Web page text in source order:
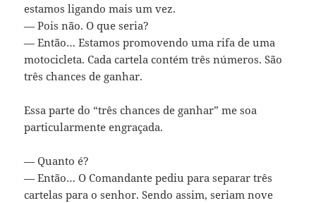
estamos ligando mais um vez.
— Pois não. O que seria?
— Então… Estamos promovendo uma rifa de uma
motocicleta. Cada cartela contém três números. São
três chances de ganhar.
Essa parte do “três chances de ganhar” me soa
particularmente engraçada.
— Quanto é?
— Então… O Comandante pediu para separar três
cartelas para o senhor. Sendo assim, seriam nove